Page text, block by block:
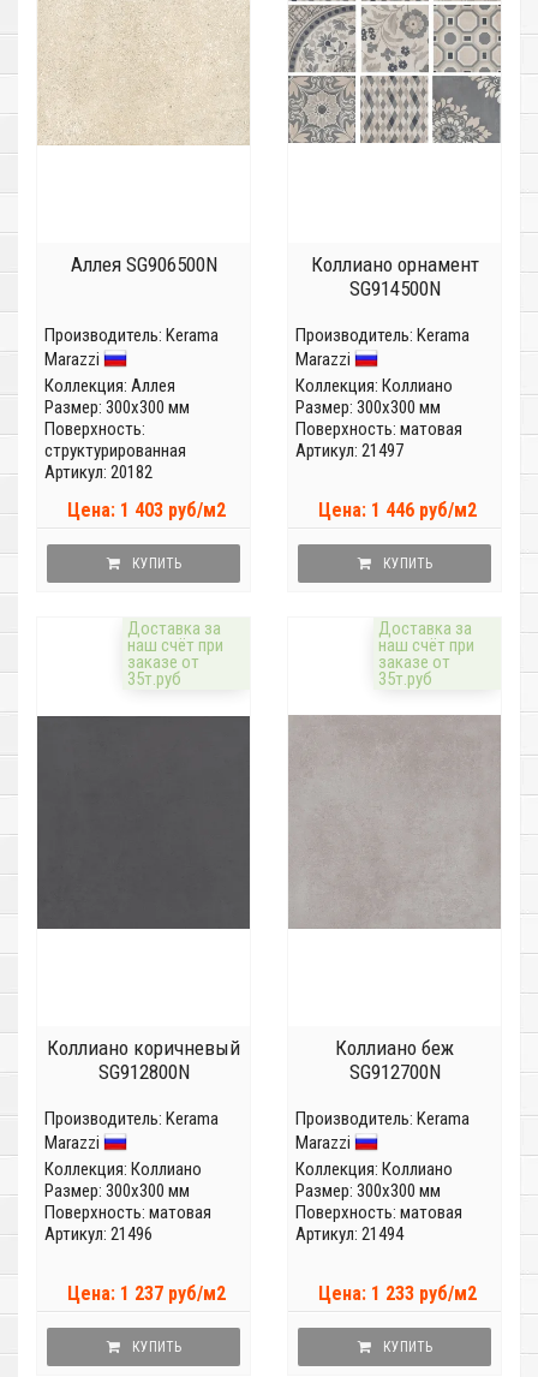
Аллея SG906500N
Производитель: Kerama
Marazzi
Коллекция: Аллея
Размер: 300x300 мм
Поверхность:
структурированная
Артикул: 20182
Цена: 1 403 руб/м2
КУПИТЬ
Коллиано орнамент
SG914500N
Производитель: Kerama
Marazzi
Коллекция: Коллиано
Размер: 300x300 мм
Поверхность: матовая
Артикул: 21497
Цена: 1 446 руб/м2
КУПИТЬ
Доставка за
наш счёт при
заказе от
35т.руб
Коллиано коричневый
SG912800N
Производитель: Kerama
Marazzi
Коллекция: Коллиано
Размер: 300x300 мм
Поверхность: матовая
Артикул: 21496
Цена: 1 237 руб/м2
КУПИТЬ
Доставка за
наш счёт при
заказе от
35т.руб
Коллиано беж
SG912700N
Производитель: Kerama
Marazzi
Коллекция: Коллиано
Размер: 300x300 мм
Поверхность: матовая
Артикул: 21494
Цена: 1 233 руб/м2
КУПИТЬ